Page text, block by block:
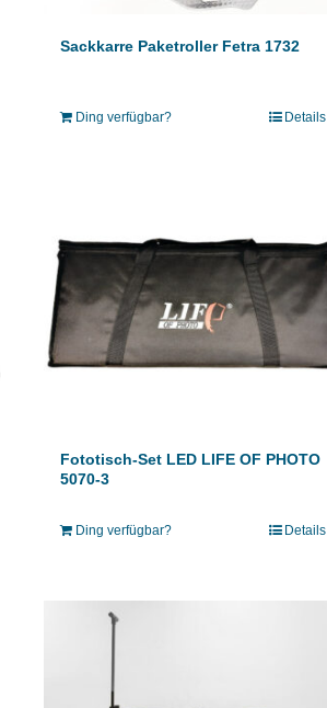
Sackkarre Paketroller Fetra 1732
Ding verfügbar? Details
Fototisch-Set LED LIFE OF PHOTO
5070-3
Ding verfügbar? Details